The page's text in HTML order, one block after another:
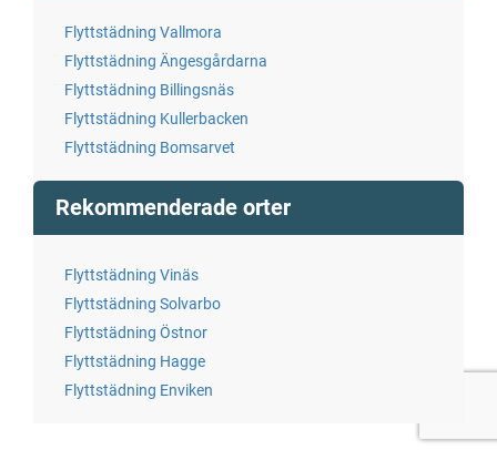
Flyttstädning Vallmora
Flyttstädning Ängesgårdarna
Flyttstädning Billingsnäs
Flyttstädning Kullerbacken
Flyttstädning Bomsarvet
Rekommenderade orter
Flyttstädning Vinäs
Flyttstädning Solvarbo
Flyttstädning Östnor
Flyttstädning Hagge
Flyttstädning Enviken